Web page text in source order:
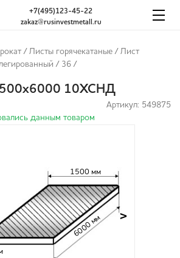
zakaz@rusinvestmetall.ru
+7(495)123-45-22
/ Листы горячекатаные / Лист
/ 36 /
10ХСНД
Артикул: 549875
данным товаром
1500 мм
6000 мм >